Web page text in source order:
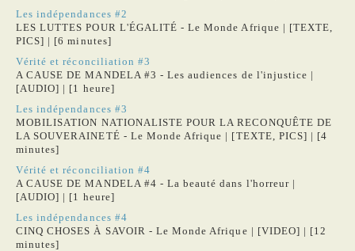
Les indépendances #2
LES LUTTES POUR L'ÉGALITÉ - Le Monde Afrique | [TEXTE,
PICS] | [6 minutes]
Vérité et réconciliation #3
A CAUSE DE MANDELA #3 - Les audiences de l'injustice |
[AUDIO] | [1 heure]
Les indépendances #3
MOBILISATION NATIONALISTE POUR LA RECONQUÊTE DE
LA SOUVERAINETÉ - Le Monde Afrique | [TEXTE, PICS] | [4
minutes]
Vérité et réconciliation #4
A CAUSE DE MANDELA #4 - La beauté dans l'horreur |
[AUDIO] | [1 heure]
Les indépendances #4
CINQ CHOSES À SAVOIR - Le Monde Afrique | [VIDEO] | [12
minutes]